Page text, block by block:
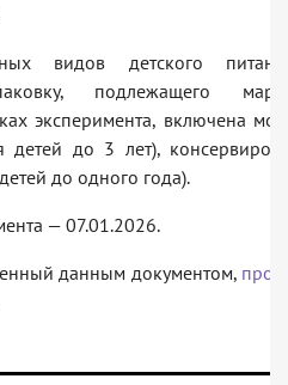
видов детского
подлежащего
эксперимента, включена
детей до 3 лет),
до одного года).
— 07.01.2026.
данным документом,